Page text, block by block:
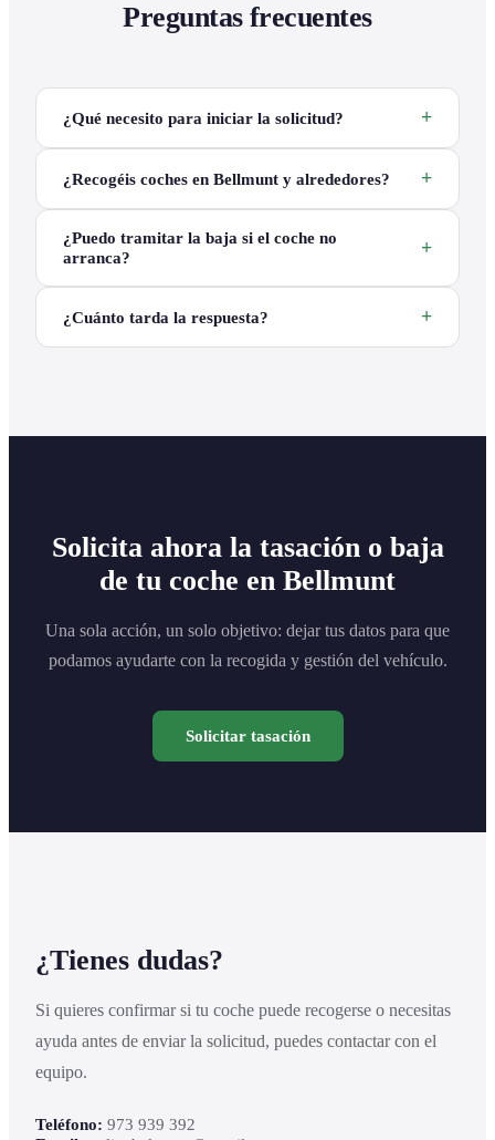
Preguntas frecuentes
¿Qué necesito para iniciar la solicitud?
¿Recogéis coches en Bellmunt y alrededores?
¿Puedo tramitar la baja si el coche no
arranca?
¿Cuánto tarda la respuesta?
Solicita ahora la tasación o baja
de tu coche en Bellmunt
Una sola acción, un solo objetivo: dejar tus datos para que
podamos ayudarte con la recogida y gestión del vehículo.
Solicitar tasación
¿Tienes dudas?
Si quieres confirmar si tu coche puede recogerse o necesitas
ayuda antes de enviar la solicitud, puedes contactar con el
equipo.
Teléfono: 973 939 392